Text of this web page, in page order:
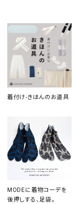
着付け-きほんのお道具
MODEに着物コーデを
後押しする、足袋。